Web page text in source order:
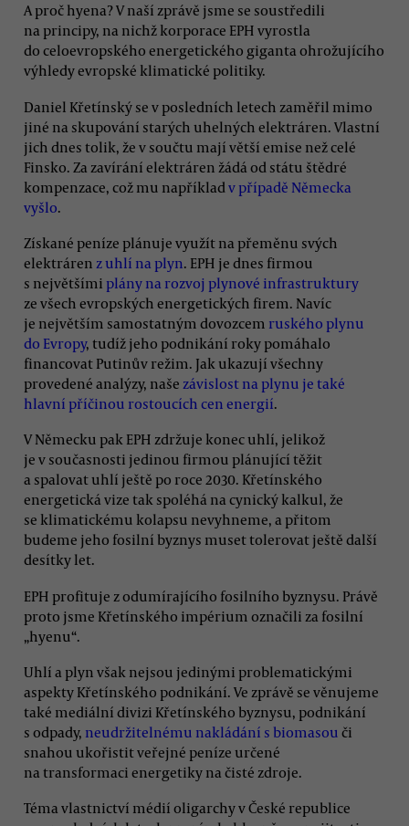
A proč hyena? V naší zprávě jsme se soustředili
na principy, na nichž korporace EPH vyrostla
do celoevropského energetického giganta ohrožujícího
výhledy evropské klimatické politiky.
Daniel Křetínský se v posledních letech zaměřil mimo
jiné na skupování starých uhelných elektráren. Vlastní
jich dnes tolik, že v součtu mají větší emise než celé
Finsko. Za zavírání elektráren žádá od státu štědré
kompenzace, což mu například v případě Německa
vyšlo.
Získané peníze plánuje využít na přeměnu svých
elektráren z uhlí na plyn. EPH je dnes firmou
s největšími plány na rozvoj plynové infrastruktury
ze všech evropských energetických firem. Navíc
je největším samostatným dovozcem ruského plynu
do Evropy, tudíž jeho podnikání roky pomáhalo
financovat Putinův režim. Jak ukazují všechny
provedené analýzy, naše závislost na plynu je také
hlavní příčinou rostoucích cen energií.
V Německu pak EPH zdržuje konec uhlí, jelikož
je v současnosti jedinou firmou plánující těžit
a spalovat uhlí ještě po roce 2030. Křetínského
energetická vize tak spoléhá na cynický kalkul, že
se klimatickému kolapsu nevyhneme, a přitom
budeme jeho fosilní byznys muset tolerovat ještě další
desítky let.
EPH profituje z odumírajícího fosilního byznysu. Právě
proto jsme Křetínského impérium označili za fosilní
„hyenu“.
Uhlí a plyn však nejsou jedinými problematickými
aspekty Křetínského podnikání. Ve zprávě se věnujeme
také mediální divizi Křetínského byznysu, podnikání
s odpady, neudržitelnému nakládání s biomasou či
snahou ukořistit veřejné peníze určené
na transformaci energetiky na čisté zdroje.
Téma vlastnictví médií oligarchy v České republice